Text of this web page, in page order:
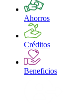
Ahorros
Créditos
Beneficios